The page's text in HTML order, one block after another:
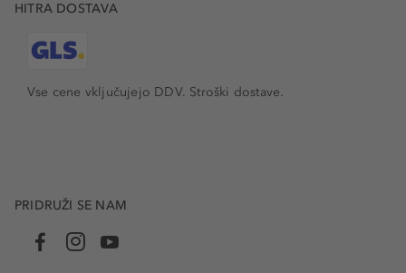
HITRA DOSTAVA
Vse cene vključujejo DDV. Stroški dostave.
PRIDRUŽI SE NAM